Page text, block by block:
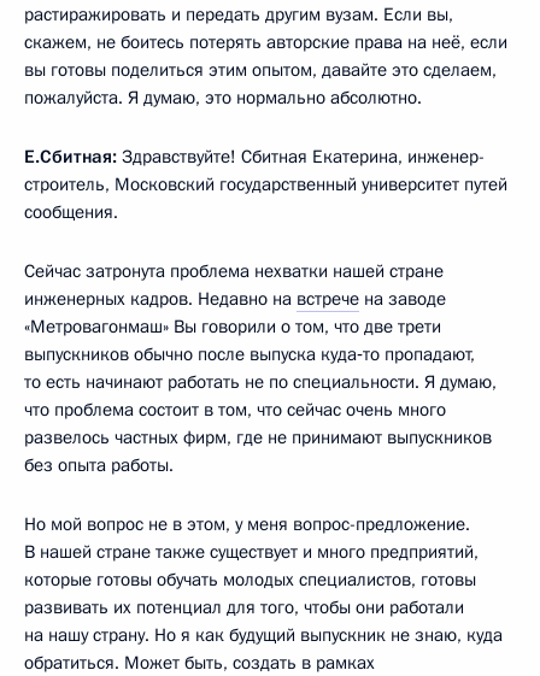
растиражировать и передать другим вузам. Если вы,
скажем, не боитесь потерять авторские права на неё, если
вы готовы поделиться этим опытом, давайте это сделаем,
пожалуйста. Я думаю, это нормально абсолютно.
Е.Сбитная: Здравствуйте! Сбитная Екатерина, инженер-
строитель, Московский государственный университет путей
сообщения.
Сейчас затронута проблема нехватки нашей стране
инженерных кадров. Недавно на встрече на заводе
«Метровагонмаш» Вы говорили о том, что две трети
выпускников обычно после выпуска куда‑то пропадают,
то есть начинают работать не по специальности. Я думаю,
что проблема состоит в том, что сейчас очень много
развелось частных фирм, где не принимают выпускников
без опыта работы.
Но мой вопрос не в этом, у меня вопрос-предложение.
В нашей стране также существует и много предприятий,
которые готовы обучать молодых специалистов, готовы
развивать их потенциал для того, чтобы они работали
на нашу страну. Но я как будущий выпускник не знаю, куда
обратиться. Может быть, создать в рамках